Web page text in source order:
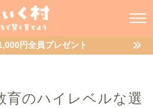
円全員プレゼント
育のハイレベルな選